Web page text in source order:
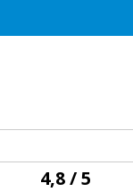
4,8 / 5